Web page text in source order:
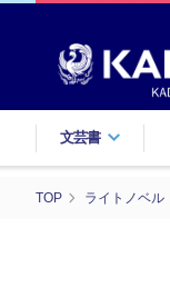
文芸書
TOP ライトノベル